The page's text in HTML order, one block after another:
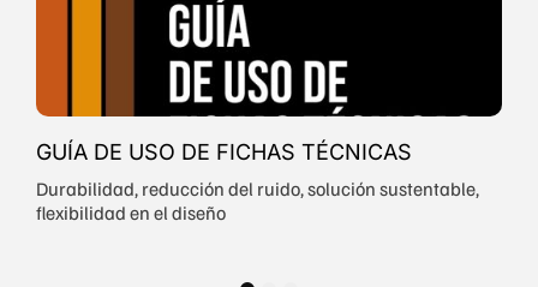
TÉCNICAS
ruido, solución sustentable,